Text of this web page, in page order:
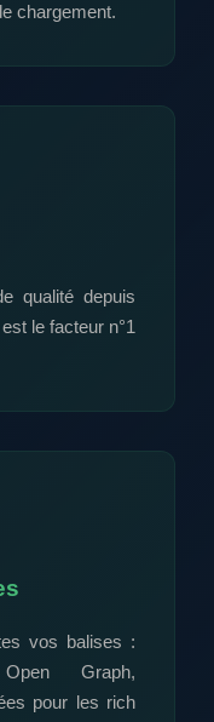
chargement.
qualité depuis
le facteur n°1
vos balises :
Graph,
pour les rich